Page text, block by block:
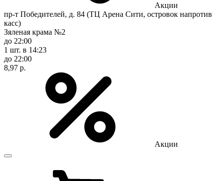
Акции
пр-т Победителей, д. 84 (ТЦ Арена Сити, островок напротив
касс)
Зяленая крама №2
до 22:00
1 шт. в 14:23
до 22:00
8,97 р.
Акции